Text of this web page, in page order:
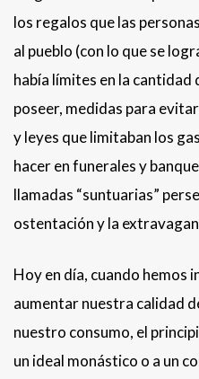
los regalos que las
al pueblo (con lo que se
había límites en la cantidad
poseer, medidas para
y leyes que limitaban los
hacer en funerales y
llamadas “suntuarias”
ostentación y la
Hoy en día, cuando hemos
aumentar nuestra calidad
nuestro consumo, el
un ideal monástico o a un